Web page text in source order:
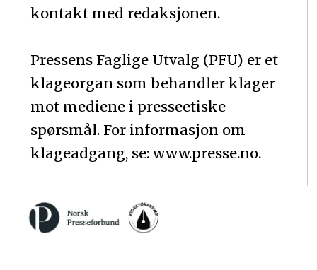
kontakt med redaksjonen.
Pressens Faglige Utvalg (PFU) er et
klageorgan som behandler klager
mot mediene i presseetiske
spørsmål. For informasjon om
klageadgang, se: www.presse.no.